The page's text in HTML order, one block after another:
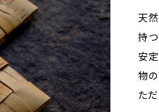
天
持つ
安
物
ただ